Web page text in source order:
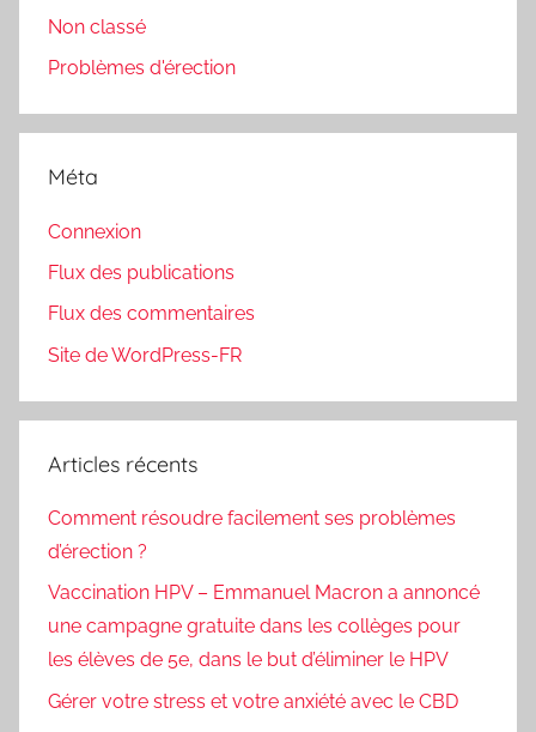
Non classé
Problèmes d'érection
Méta
Connexion
Flux des publications
Flux des commentaires
Site de WordPress-FR
Articles récents
Comment résoudre facilement ses problèmes
d’érection ?
Vaccination HPV – Emmanuel Macron a annoncé
une campagne gratuite dans les collèges pour
les élèves de 5e, dans le but d’éliminer le HPV
Gérer votre stress et votre anxiété avec le CBD